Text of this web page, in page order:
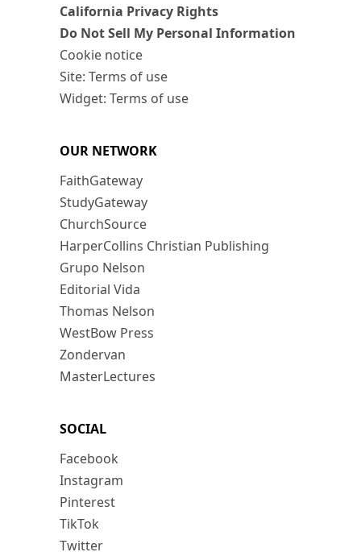
California Privacy Rights
Do Not Sell My Personal Information
Cookie notice
Site: Terms of use
Widget: Terms of use
OUR NETWORK
FaithGateway
StudyGateway
ChurchSource
HarperCollins Christian Publishing
Grupo Nelson
Editorial Vida
Thomas Nelson
WestBow Press
Zondervan
MasterLectures
SOCIAL
Facebook
Instagram
Pinterest
TikTok
Twitter